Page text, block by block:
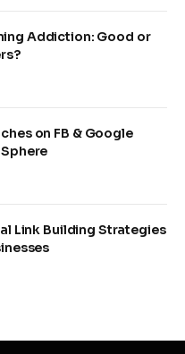
Addiction: Good or
on FB & Google
Link Building Strategies